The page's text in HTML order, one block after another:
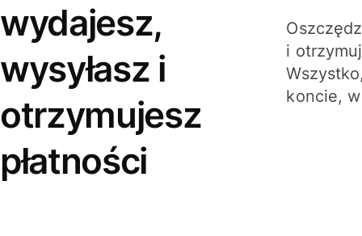
wydajesz,
wysyłasz i
otrzymujesz
płatności
i
koncie,